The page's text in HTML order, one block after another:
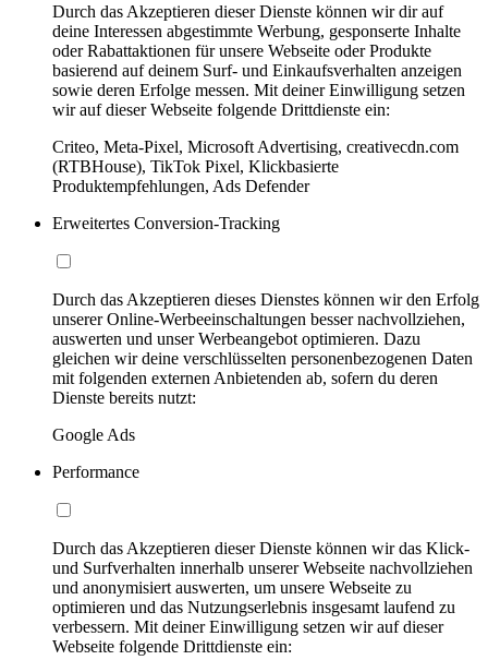
Durch das Akzeptieren dieser Dienste können wir dir auf
deine Interessen abgestimmte Werbung, gesponserte Inhalte
oder Rabattaktionen für unsere Webseite oder Produkte
basierend auf deinem Surf- und Einkaufsverhalten anzeigen
sowie deren Erfolge messen. Mit deiner Einwilligung setzen
wir auf dieser Webseite folgende Drittdienste ein:
Criteo, Meta-Pixel, Microsoft Advertising, creativecdn.com
(RTBHouse), TikTok Pixel, Klickbasierte
Produktempfehlungen, Ads Defender
Erweitertes Conversion-Tracking
Durch das Akzeptieren dieses Dienstes können wir den Erfolg
unserer Online-Werbeeinschaltungen besser nachvollziehen,
auswerten und unser Werbeangebot optimieren. Dazu
gleichen wir deine verschlüsselten personenbezogenen Daten
mit folgenden externen Anbietenden ab, sofern du deren
Dienste bereits nutzt:
Google Ads
Performance
Durch das Akzeptieren dieser Dienste können wir das Klick-
und Surfverhalten innerhalb unserer Webseite nachvollziehen
und anonymisiert auswerten, um unsere Webseite zu
optimieren und das Nutzungserlebnis insgesamt laufend zu
verbessern. Mit deiner Einwilligung setzen wir auf dieser
Webseite folgende Drittdienste ein: